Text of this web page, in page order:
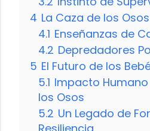
4 La Caza de los
4.1 Enseñanzas de
4.2 Depredadores
5 El Futuro de los
5.1 Impacto
los Osos
5.2 Un Legado de